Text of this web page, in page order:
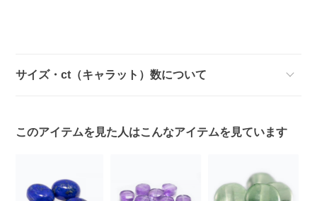
サイズ・ct（キャラット）数について
このアイテムを見た人はこんなアイテムを見ています